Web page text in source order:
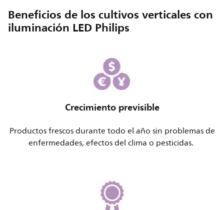
Beneficios de los cultivos verticales con
iluminación LED Philips
Crecimiento previsible
Productos frescos durante todo el año sin problemas de
enfermedades, efectos del clima o pesticidas.